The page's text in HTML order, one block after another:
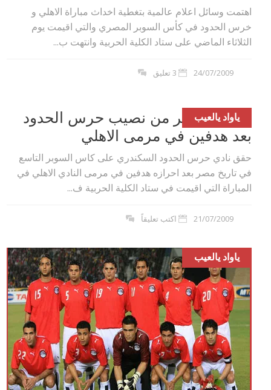
اهتمت وسائل اعلام عالمية بتغطية اخداث مباراة الاهلي و
خرس الحدود في كأس السوبر المصري والتي اقيمت يوم
الثلاثاء الماضي على ستاد الكلية الحربية وانتهت ب...
24/07/2009 3 تعليق
ياواد يالعيب
كاس السوبر من نصيب حرس الحدود
بعد هدفين في مرمى الاهلي
حقق نادي حرس الحدود السكندري على كاس السوبر التاسع
في تاريخ مصر بعد احرازه هدفين في مرمى النادي الاهلي في
المباراة التي اقيمت في ستاد الكلية الحربية ف...
21/07/2009 اكتب تعليقاً
ياواد يالعيب